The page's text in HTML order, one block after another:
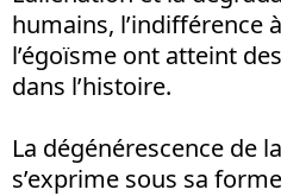
humains, l’indifférence
l’égoïsme ont atteint
dans l’histoire.
La dégénérescence de
s’exprime sous sa